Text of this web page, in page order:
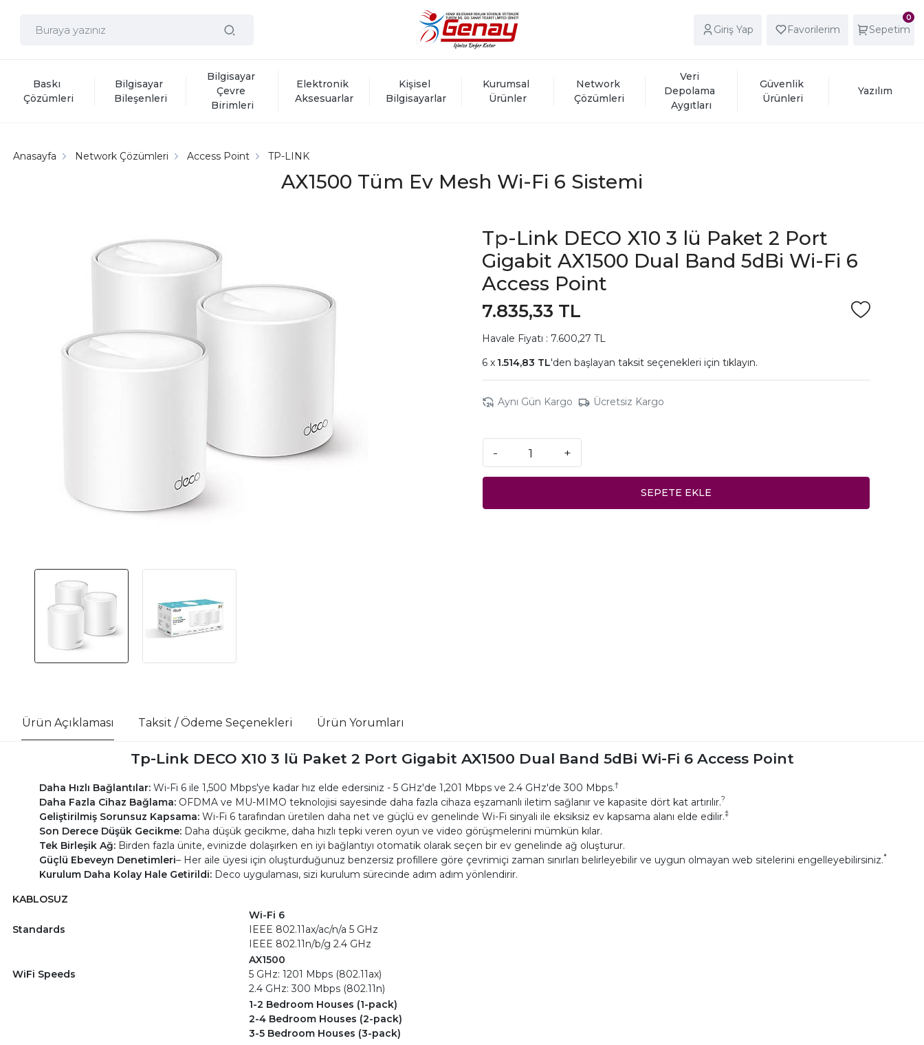
Giriş Yap Favorilerim
0
Sepetim
Baskı
Çözümleri
Bilgisayar
Bileşenleri
Bilgisayar
Çevre
Birimleri
Elektronik
Aksesuarlar
Kişisel
Bilgisayarlar
Kurumsal
Ürünler
Network
Çözümleri
Veri
Depolama
Aygıtları
Güvenlik
Ürünleri
Yazılım
AX1500 Tüm Ev Mesh Wi-Fi 6 Sistemi
Anasayfa Network Çözümleri Access Point TP-LINK
Tp-Link DECO X10 3 lü Paket 2 Port
Gigabit AX1500 Dual Band 5dBi Wi-Fi 6
Access Point
7.835,33 TL
Havale Fiyatı : 7.600,27 TL
1.514,83 TL'den başlayan taksit seçenekleri için tıklayın.
Aynı Gün Kargo Ücretsiz Kargo
- +
SEPETE EKLE
Ürün Açıklaması Taksit / Ödeme Seçenekleri Ürün Yorumları
Tp-Link DECO X10 3 lü Paket 2 Port Gigabit AX1500 Dual Band 5dBi Wi-Fi 6 Access Point
Daha Hızlı Bağlantılar: Wi-Fi 6 ile 1,500 Mbps'ye kadar hız elde edersiniz - 5 GHz'de 1,201 Mbps ve 2.4 GHz'de 300 Mbps.†
Daha Fazla Cihaz Bağlama:OFDMA ve MU-MIMO teknolojisi sayesinde daha fazla cihaza eşzamanlı iletim sağlanır ve kapasite dört kat artırılır.?
Geliştirilmiş Sorunsuz Kapsama: Wi-Fi 6 tarafından üretilen daha net ve güçlü ev genelinde Wi-Fi sinyali ile eksiksiz ev kapsama alanı elde edilir.‡
Son Derece Düşük Gecikme: Daha düşük gecikme, daha hızlı tepki veren oyun ve video görüşmelerini mümkün kılar.
Tek Birleşik Ağ: Birden fazla ünite, evinizde dolaşırken en iyi bağlantıyı otomatik olarak seçen bir ev genelinde ağ oluşturur.
Güçlü Ebeveyn Denetimleri– Her aile üyesi için oluşturduğunuz benzersiz profillere göre çevrimiçi zaman sınırları belirleyebilir ve uygun olmayan web sitelerini engelleyebilirsiniz.*
Kurulum Daha Kolay Hale Getirildi:Deco uygulaması, sizi kurulum sürecinde adım adım yönlendirir.
KABLOSUZ
Standards
Wi-Fi 6
IEEE 802.11ax/ac/n/a 5 GHz
IEEE 802.11n/b/g 2.4 GHz
WiFi Speeds
AX1500
5 GHz: 1201 Mbps (802.11ax)
2.4 GHz: 300 Mbps (802.11n)
1-2 Bedroom Houses (1-pack)
2-4 Bedroom Houses (2-pack)
3-5 Bedroom Houses (3-pack)